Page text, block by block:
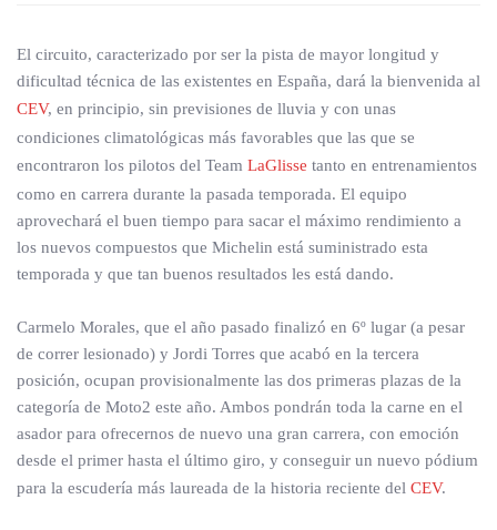
El circuito, caracterizado por ser la pista de mayor longitud y
dificultad técnica de las existentes en España, dará la bienvenida al
CEV, en principio, sin previsiones de lluvia y con unas
condiciones climatológicas más favorables que las que se
encontraron los pilotos del Team LaGlisse tanto en entrenamientos
como en carrera durante la pasada temporada. El equipo
aprovechará el buen tiempo para sacar el máximo rendimiento a
los nuevos compuestos que Michelin está suministrado esta
temporada y que tan buenos resultados les está dando.
Carmelo Morales, que el año pasado finalizó en 6º lugar (a pesar
de correr lesionado) y Jordi Torres que acabó en la tercera
posición, ocupan provisionalmente las dos primeras plazas de la
categoría de Moto2 este año. Ambos pondrán toda la carne en el
asador para ofrecernos de nuevo una gran carrera, con emoción
desde el primer hasta el último giro, y conseguir un nuevo pódium
para la escudería más laureada de la historia reciente del CEV.